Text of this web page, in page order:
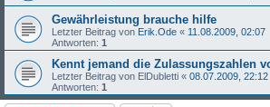
Gewährleistung brauche hilfe
Letzter Beitrag von Erik.Ode « 11.08.2009, 02:07
Antworten: 1
Kennt jemand die Zulassungszahlen
Letzter Beitrag von ElDubletti « 08.07.2009, 22:12
Antworten: 1